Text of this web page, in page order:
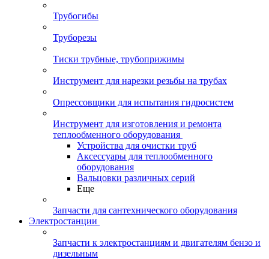
Трубогибы
Труборезы
Тиски трубные, трубоприжимы
Инструмент для нарезки резьбы на трубах
Опрессовщики для испытания гидросистем
Инструмент для изготовления и ремонта
теплообменного оборудования
Устройства для очистки труб
Аксессуары для теплообменного
оборудования
Вальцовки различных серий
Еще
Запчасти для сантехнического оборудования
Электростанции
Запчасти к электростанциям и двигателям бензо и
дизельным